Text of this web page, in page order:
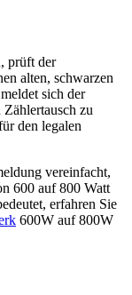
prüft der
alten, schwarzen
sich der
zu
den legalen
vereinfacht,
600 auf 800 Watt
erfahren Sie
600W auf 800W